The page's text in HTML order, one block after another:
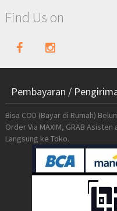
Find Us on
Pembayaran /
Bisa COD (Bayar di Rumah)
Order Via MAXIM, GRAB Asisten
Langsung ke Toko.